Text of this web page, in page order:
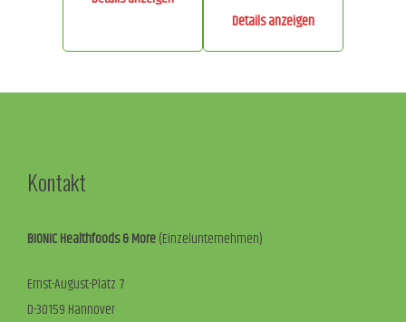
Details anzeigen
Kontakt
BIONIC Healthfoods & More(Einzelunternehmen)
Ernst-August-Platz 7
D-30159 Hannover